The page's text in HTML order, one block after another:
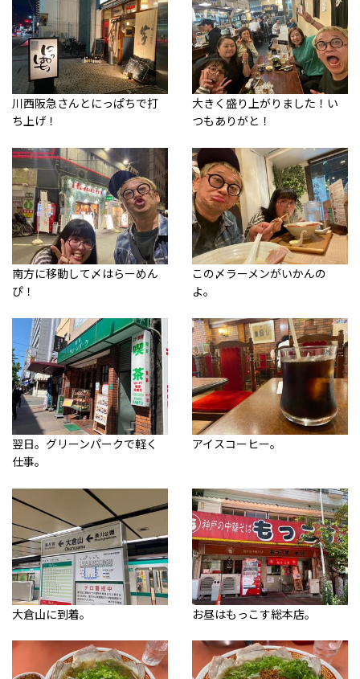
川西阪急さんとにっぱちで打
ち上げ！
大きく盛り上がりました！い
つもありがと！
南方に移動して〆はらーめん
ぴ！
この〆ラーメンがいかんの
よ。
翌日。グリーンパークで軽く
仕事。
アイスコーヒー。
大倉山に到着。 お昼はもっこす総本店。